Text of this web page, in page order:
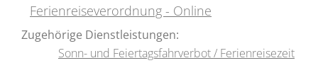
Ferienreiseverordnung - Online
Zugehörige Dienstleistungen:
Sonn- und Feiertagsfahrverbot / Ferienreisezeit